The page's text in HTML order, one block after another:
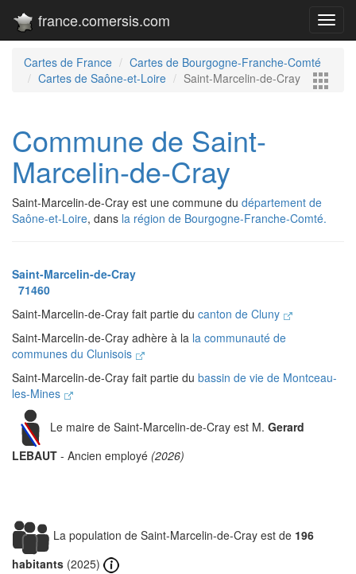
france.comersis.com
Cartes de France
Cartes de Bourgogne-Franche-Comté
Cartes de Saône-et-Loire
Saint-Marcelin-de-Cray
Commune de Saint-
Marcelin-de-Cray
Saint-Marcelin-de-Cray est une commune du département de
Saône-et-Loire, dans la région de Bourgogne-Franche-Comté.
Saint-Marcelin-de-Cray
71460
Saint-Marcelin-de-Cray fait partie du canton de Cluny
Saint-Marcelin-de-Cray adhère à la la communauté de
communes du Clunisois
Saint-Marcelin-de-Cray fait partie du bassin de vie de Montceau-
les-Mines
Le maire de Saint-Marcelin-de-Cray est M. Gerard
LEBAUT - Ancien employé (2026)
La population de Saint-Marcelin-de-Cray est de 196
habitants (2025)